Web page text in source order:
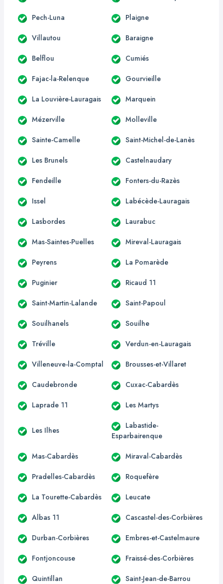
Pech-Luna Plaigne
Villautou Baraigne
Belflou Cumiés
Fajac-la-Relenque Gourvieille
La Louvière-Lauragais Marquein
Mézerville Molleville
Sainte-Camelle Saint-Michel-de-Lanès
Les Brunels Castelnaudary
Fendeille Fonters-du-Razès
Issel Labécède-Lauragais
Lasbordes Laurabuc
Mas-Saintes-Puelles Mireval-Lauragais
Peyrens La Pomarède
Puginier Ricaud 11
Saint-Martin-Lalande Saint-Papoul
Souilhanels Souilhe
Tréville Verdun-en-Lauragais
Villeneuve-la-Comptal Brousses-et-Villaret
Caudebronde Cuxac-Cabardès
Laprade 11 Les Martys
Les Ilhes
Labastide-
Esparbairenque
Mas-Cabardès Miraval-Cabardès
Pradelles-Cabardès Roquefère
La Tourette-Cabardès Leucate
Albas 11 Cascastel-des-Corbières
Durban-Corbières Embres-et-Castelmaure
Fontjoncouse Fraissé-des-Corbières
Quintillan Saint-Jean-de-Barrou